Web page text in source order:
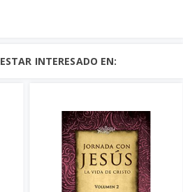
INTERESADO EN: